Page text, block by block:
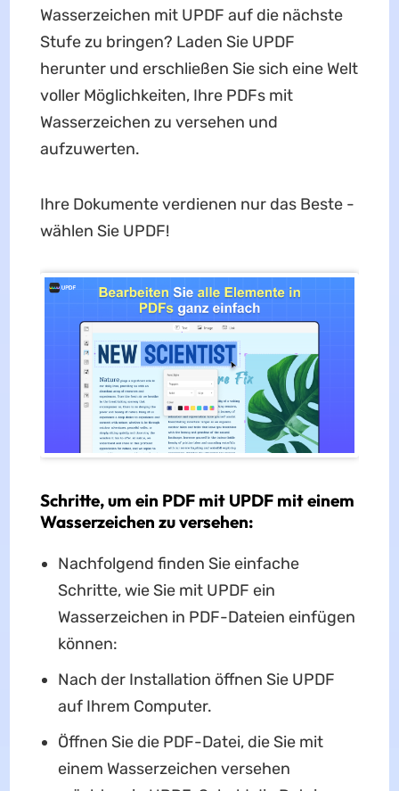
Wasserzeichen mit UPDF auf die nächste
Stufe zu bringen? Laden Sie UPDF
herunter und erschließen Sie sich eine Welt
voller Möglichkeiten, Ihre PDFs mit
Wasserzeichen zu versehen und
aufzuwerten.
Ihre Dokumente verdienen nur das Beste -
wählen Sie UPDF!
Schritte, um ein PDF mit UPDF mit einem
Wasserzeichen zu versehen:
Nachfolgend finden Sie einfache
Schritte, wie Sie mit UPDF ein
Wasserzeichen in PDF-Dateien einfügen
können:
Nach der Installation öffnen Sie UPDF
auf Ihrem Computer.
Öffnen Sie die PDF-Datei, die Sie mit
einem Wasserzeichen versehen